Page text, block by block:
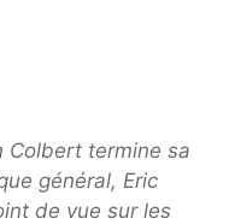
Colbert termine sa
général, Eric
de vue sur les